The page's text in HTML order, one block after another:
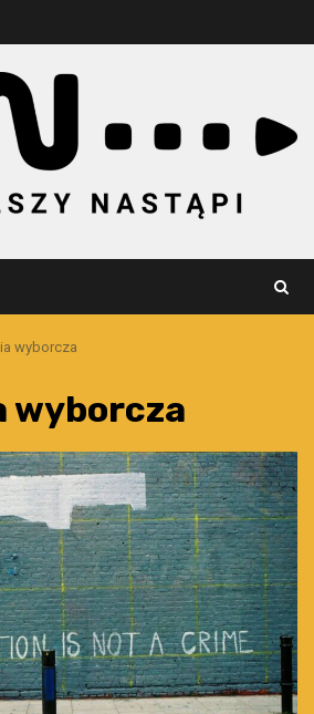
wyborcza
wyborcza